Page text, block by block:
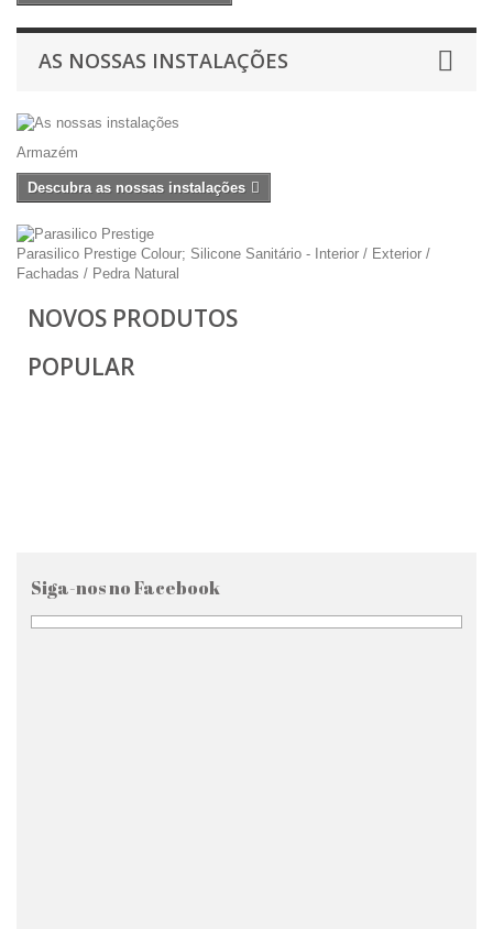
AS NOSSAS INSTALAÇÕES
Armazém
Descubra as nossas instalações
Parasilico Prestige Colour; Silicone Sanitário - Interior / Exterior /
Fachadas / Pedra Natural
NOVOS PRODUTOS
POPULAR
Siga-nos no Facebook